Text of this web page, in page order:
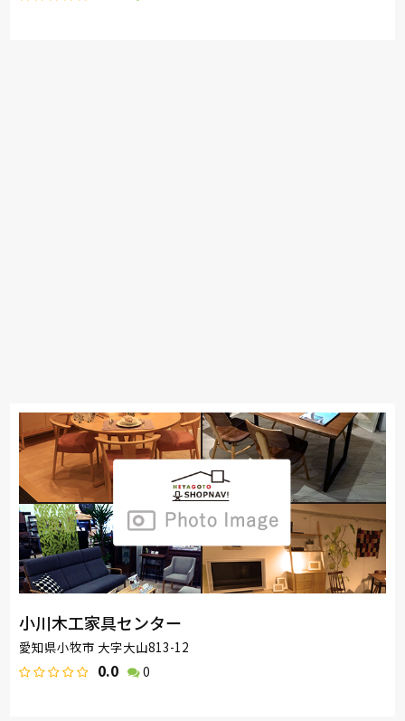
小川木工家具センター
愛知県小牧市 大字大山813-12
0.0 0